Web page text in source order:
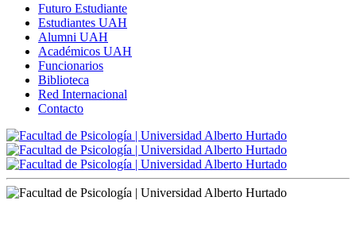
Futuro Estudiante
Estudiantes UAH
Alumni UAH
Académicos UAH
Funcionarios
Biblioteca
Red Internacional
Contacto